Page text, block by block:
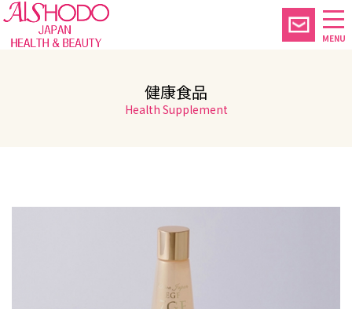
MENU
健康食品
Health Supplement